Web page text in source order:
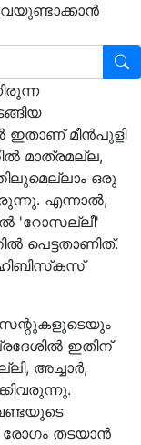
ഇവയുണ്ടാക്കാന്‍
ഇതാണ് മീന്‍പുളി
മാത്രമല്ല,
ഒരു
എന്നാല്‍,
'റോസല്ലീ'
പെട്ടതാണിത്.
ഇതിന്
അച്ചാര്‍,
രോഗം തടയാന്‍